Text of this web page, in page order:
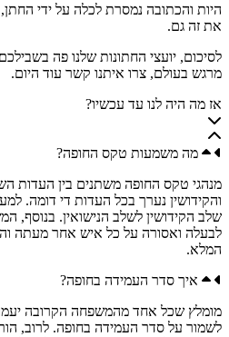
היות והכתובה נמסרת לכלה על ידי
את זה גם.
לסיכום, יועצי החתונות שלנו פה
מרגש בעולם, צרו איתנו קשר עוד היום.
אז מה היה לנו עד עכשיו?
מה משמעות טקס החופה?
מנהגי טקס החופה משתנים בין העדות
והקידושין נערך בכל העדות די דומה.
שלב הקידושין לשלב הנישואין. בנוסף,
לבעלה ואסורה על כל איש אחר מעתה
המלא.
איך סדר העמידה בחופה?
מומלץ שכל אחד מהמשפחה הקרובה
לשמור על סדר העמידה בחופה. לרוב,